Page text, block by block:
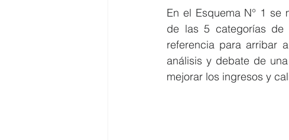
En el Esquema N° 1 se
de las 5 categorías
referencia para arribar
análisis y debate de
mejorar los ingresos y